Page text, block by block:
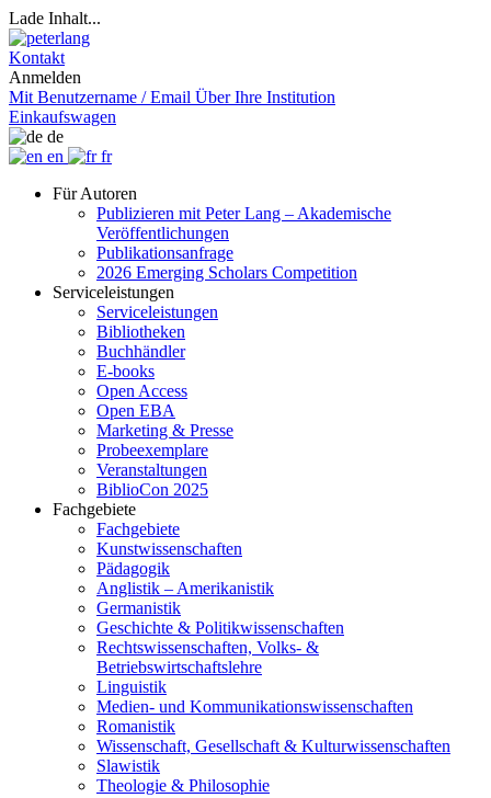
Lade Inhalt...
Kontakt
Anmelden
Mit Benutzername / Email Über Ihre Institution
Einkaufswagen
de
en
fr
Für Autoren
Publizieren mit Peter Lang – Akademische
Veröffentlichungen
Publikationsanfrage
2026 Emerging Scholars Competition
Serviceleistungen
Serviceleistungen
Bibliotheken
Buchhändler
E-books
Open Access
Open EBA
Marketing & Presse
Probeexemplare
Veranstaltungen
BiblioCon 2025
Fachgebiete
Fachgebiete
Kunstwissenschaften
Pädagogik
Anglistik – Amerikanistik
Germanistik
Geschichte & Politikwissenschaften
Rechtswissenschaften, Volks- &
Betriebswirtschaftslehre
Linguistik
Medien- und Kommunikationswissenschaften
Romanistik
Wissenschaft, Gesellschaft & Kulturwissenschaften
Slawistik
Theologie & Philosophie